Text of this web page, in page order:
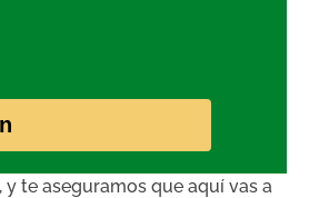
y te aseguramos que aquí vas a